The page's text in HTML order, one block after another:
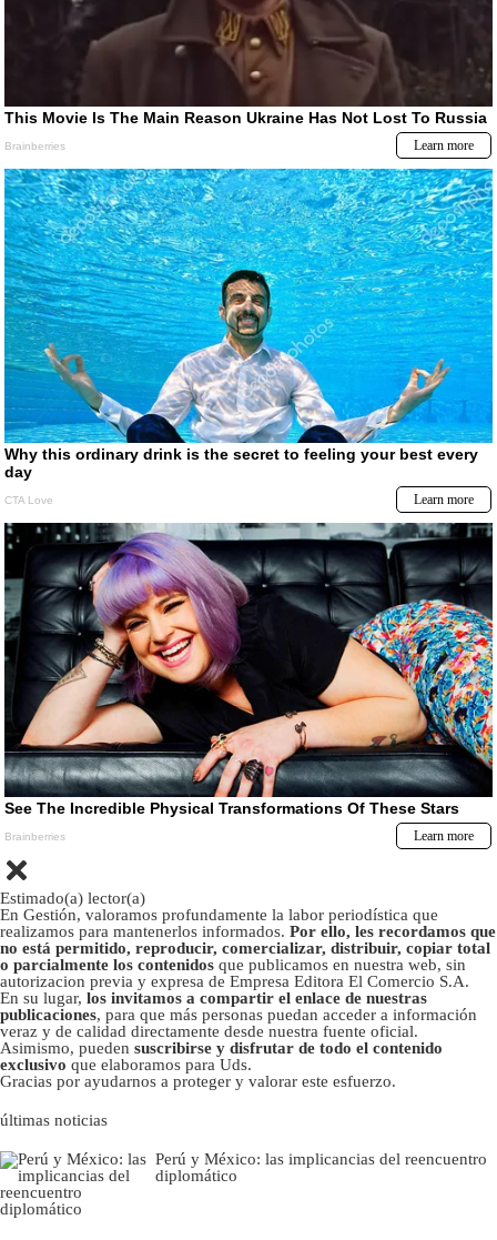
Estimado(a) lector(a)
En Gestión, valoramos profundamente la labor periodística que
realizamos para mantenerlos informados. Por ello, les recordamos que
no está permitido, reproducir, comercializar, distribuir, copiar total
o parcialmente los contenidos que publicamos en nuestra web, sin
autorizacion previa y expresa de Empresa Editora El Comercio S.A.
En su lugar, los invitamos a compartir el enlace de nuestras
publicaciones, para que más personas puedan acceder a información
veraz y de calidad directamente desde nuestra fuente oficial.
Asimismo, pueden suscribirse y disfrutar de todo el contenido
exclusivo que elaboramos para Uds.
Gracias por ayudarnos a proteger y valorar este esfuerzo.
últimas noticias
Perú y México: las implicancias del reencuentro
diplomático